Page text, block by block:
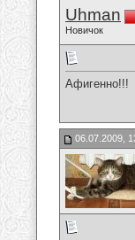
Uhman
Новичок
Афигенно!!!
06.07.2009,